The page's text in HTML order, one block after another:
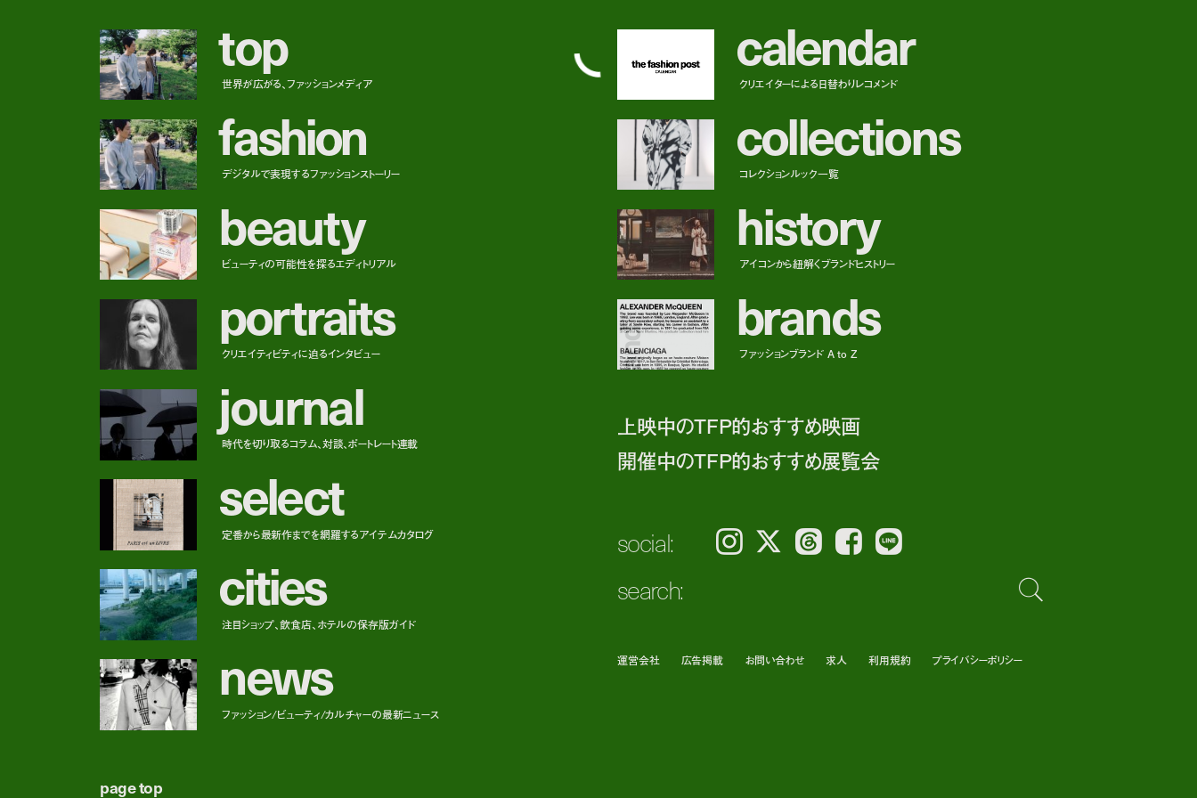
top
世界が広がる、ファッションメディア
fashion
デジタルで表現するファッションストーリー
beauty
ビューティの可能性を探るエディトリアル
portraits
クリエイティビティに迫るインタビュー
journal
時代を切り取るコラム、対談、ポートレート連載
select
定番から最新作までを網羅するアイテムカタログ
cities
注目ショップ、飲食店、ホテルの保存版ガイド
news
ファッション/ビューティ/カルチャーの最新ニュース
calendar
クリエイターによる日替わりレコメンド
collections
コレクションルック一覧
history
アイコンから紐解くブランドヒストリー
brands
ファッションブランド A to Z
上映中のTFP的おすすめ映画
開催中のTFP的おすすめ展覧会
social: Instagram 𝕏 Threads Facebook LINE
search:
運営会社 広告掲載 お問い合わせ 求人 利用規約 プライバシーポリシー
page top